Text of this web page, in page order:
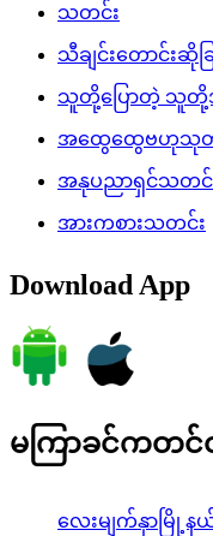
သတင်း
သီချင်းတောင်းဆိုခြ
သူတို့ပြောတဲ့ သူတို့အ
အထွေထွေဗဟုသု
အနုပညာရှင်သတင်း
အားကစားသတင်း
Download App
မကြာခင်ကတင်
လေးမျက်နှာမြို့န